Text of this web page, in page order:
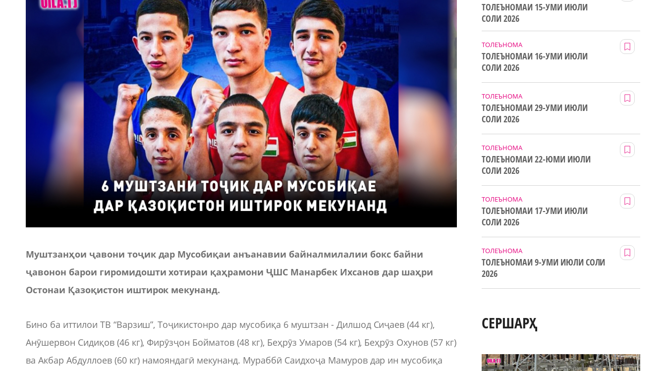
Муштзанҳои ҷавони тоҷик дар Мусобиқаи анъанавии байналмилалии бокс байни
ҷавонон барои гиромидошти хотираи қаҳрамони ҶШС Манарбек Ихсанов дар шаҳри
Остонаи Қазоқистон иштирок мекунанд.
Бино ба иттилои ТВ “Варзиш”, Тоҷикистонро дар мусобиқа 6 муштзан - Дилшод Сиҷаев (44 кг),
Анӯшервон Сидиқов (46 кг), Фирӯзҷон Бойматов (48 кг), Беҳрӯз Умаров (54 кг), Беҳрӯз Охунов (57 кг)
ва Акбар Абдуллоев (60 кг) намояндагӣ мекунанд. Мураббӣ Саидхоҷа Мамуров дар ин мусобиқа
ТОЛЕЪНОМАИ 15-УМИ ИЮЛИ
СОЛИ 2026
ТОЛЕЪНОМА
ТОЛЕЪНОМАИ 16-УМИ ИЮЛИ
СОЛИ 2026
ТОЛЕЪНОМА
ТОЛЕЪНОМАИ 29-УМИ ИЮЛИ
СОЛИ 2026
ТОЛЕЪНОМА
ТОЛЕЪНОМАИ 22-ЮМИ ИЮЛИ
СОЛИ 2026
ТОЛЕЪНОМА
ТОЛЕЪНОМАИ 17-УМИ ИЮЛИ
СОЛИ 2026
ТОЛЕЪНОМА
ТОЛЕЪНОМАИ 9-УМИ ИЮЛИ СОЛИ
2026
СЕРШАРҲ